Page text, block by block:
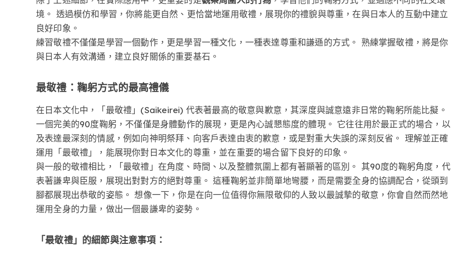
境。 透過模仿和學習，你將能更自然、更恰當地運用敬禮，展現你的禮貌與尊重，在與日本人的互動中建立
良好印象。
練習敬禮不僅僅是學習一個動作，更是學習一種文化，一種表達尊重和謙遜的方式。 熟練掌握敬禮，將是你
與日本人有效溝通，建立良好關係的重要基石。
最敬禮：鞠躬方式的最高禮儀
在日本文化中，「最敬禮」(Saikeirei) 代表著最高的敬意與歉意，其深度與誠意遠非日常的鞠躬所能比擬。
一個完美的90度鞠躬，不僅僅是身體動作的展現，更是內心誠懇態度的體現。 它往往用於最正式的場合，以
及表達最深刻的情感，例如向神明祭拜、向客戶表達由衷的歉意，或是對重大失誤的深刻反省。 理解並正確
運用「最敬禮」，能展現你對日本文化的尊重，並在重要的場合留下良好的印象。
與一般的敬禮相比，「最敬禮」在角度、時間、以及整體氛圍上都有著顯著的區別。 其90度的鞠躬角度，代
表著謙卑與臣服，展現出對對方的絕對尊重。 這種鞠躬並非簡單地彎腰，而是需要全身的協調配合，從頭到
腳都展現出恭敬的姿態。 想像一下，你是在向一位值得你無限敬仰的人致以最誠摯的敬意，你會自然而然地
運用全身的力量，做出一個最謙卑的姿勢。
「最敬禮」的細節與注意事項：